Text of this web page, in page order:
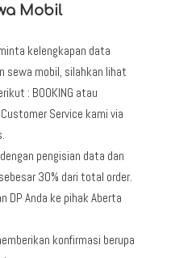
Mobil
kelengkapan data
sewa mobil, silahkan lihat
: BOOKING atau
Service kami via
pengisian data dan
30% dari total order.
DP Anda ke pihak Aberta
konfirmasi berupa